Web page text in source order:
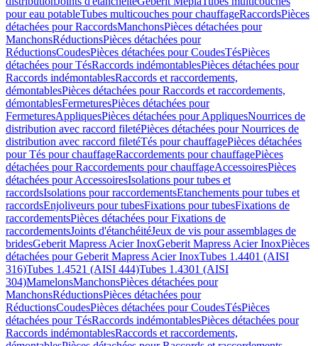
pour eau potableTubes multicouches pour chauffageRaccordsPièces
détachées pour RaccordsManchonsPièces détachées pour
ManchonsRéductionsPièces détachées pour
RéductionsCoudesPièces détachées pour CoudesTésPièces
détachées pour TésRaccords indémontablesPièces détachées pour
Raccords indémontablesRaccords et raccordements,
démontablesPièces détachées pour Raccords et raccordements,
démontablesFermeturesPièces détachées pour
FermeturesAppliquesPièces détachées pour AppliquesNourrices de
distribution avec raccord filetéPièces détachées pour Nourrices de
distribution avec raccord filetéTés pour chauffagePièces détachées
pour Tés pour chauffageRaccordements pour chauffagePièces
détachées pour Raccordements pour chauffageAccessoiresPièces
détachées pour AccessoiresIsolations pour tubes et
raccordsIsolations pour raccordementsEtanchements pour tubes et
raccordsEnjoliveurs pour tubesFixations pour tubesFixations de
raccordementsPièces détachées pour Fixations de
raccordementsJoints d'étanchéitéJeux de vis pour assemblages de
bridesGeberit Mapress Acier InoxGeberit Mapress Acier InoxPièces
détachées pour Geberit Mapress Acier InoxTubes 1.4401 (AISI
316)Tubes 1.4521 (AISI 444)Tubes 1.4301 (AISI
304)MamelonsManchonsPièces détachées pour
ManchonsRéductionsPièces détachées pour
RéductionsCoudesPièces détachées pour CoudesTésPièces
détachées pour TésRaccords indémontablesPièces détachées pour
Raccords indémontablesRaccords et raccordements,